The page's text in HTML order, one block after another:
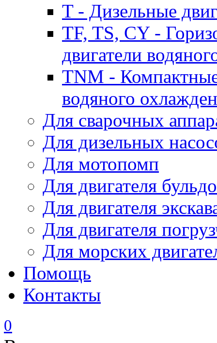
T - Дизельные
TF, TS, CY -
двигатели
TNM -
водяного
Для сварочных
Для дизельных
Для мотопомп
Для двигателя
Для двигателя
Для двигателя
Для морских
Помощь
Контакты
0